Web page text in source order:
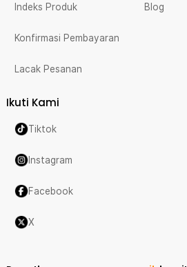
Indeks Produk
Konfirmasi Pembayaran
Lacak Pesanan
Blog
Ikuti Kami
Tiktok
Instagram
Facebook
X